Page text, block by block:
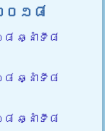
០១៨
ឆ្នាំទី៨
ឆ្នាំទី៨
ឆ្នាំទី៨